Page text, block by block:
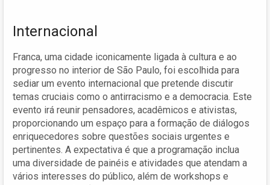
Internacional
Franca, uma cidade iconicamente ligada à cultura e ao
progresso no interior de São Paulo, foi escolhida para
sediar um evento internacional que pretende discutir
temas cruciais como o antirracismo e a democracia. Este
evento irá reunir pensadores, acadêmicos e ativistas,
proporcionando um espaço para a formação de diálogos
enriquecedores sobre questões sociais urgentes e
pertinentes. A expectativa é que a programação inclua
uma diversidade de painéis e atividades que atendam a
vários interesses do público, além de workshops e